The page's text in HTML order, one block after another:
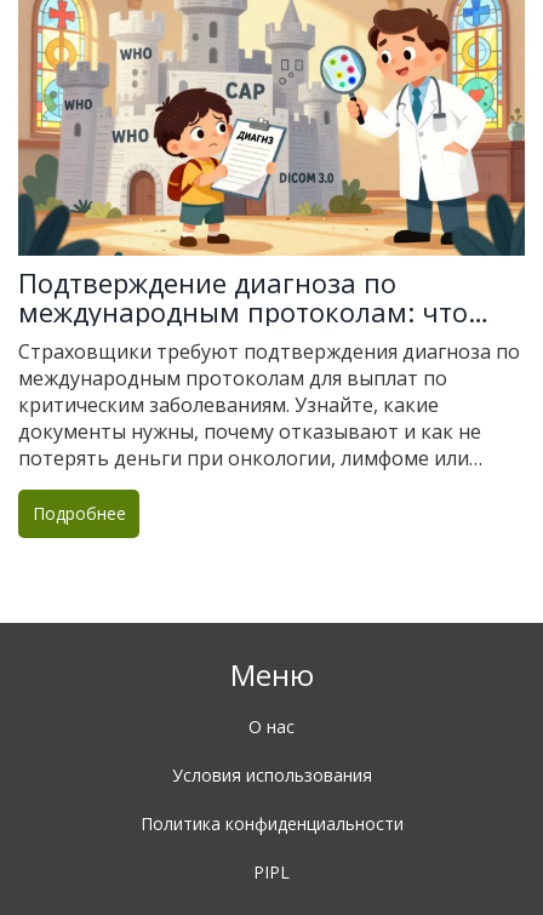
Подтверждение диагноза по
международным протоколам: что
требуют страховщики при
критических заболеваниях
Страховщики требуют подтверждения диагноза по
международным протоколам для выплат по
критическим заболеваниям. Узнайте, какие
документы нужны, почему отказывают и как не
потерять деньги при онкологии, лимфоме или
лейкозе.
Подробнее
Меню
О нас
Условия использования
Политика конфиденциальности
PIPL